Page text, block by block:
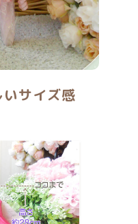
サイズ感